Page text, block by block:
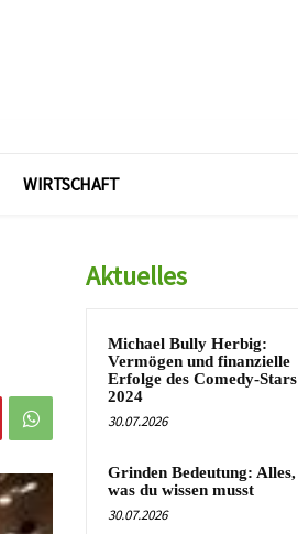
WIRTSCHAFT
Aktuelles
Michael Bully Herbig:
Vermögen und finanzielle
Erfolge des Comedy-Stars
2024
30.07.2026
Grinden Bedeutung: Alles,
was du wissen musst
30.07.2026